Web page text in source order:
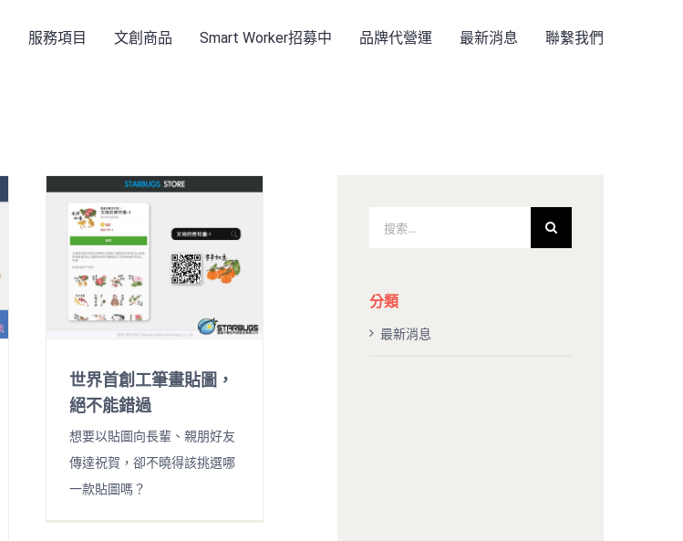
服務項目 文創商品 Smart Worker招募中 品牌代營運 最新消息 聯繫我們
世界首創工筆畫貼圖，
絕不能錯過
想要以貼圖向長輩、親朋好友
傳達祝賀，卻不曉得該挑選哪
一款貼圖嗎？
果：
分類
最新消息